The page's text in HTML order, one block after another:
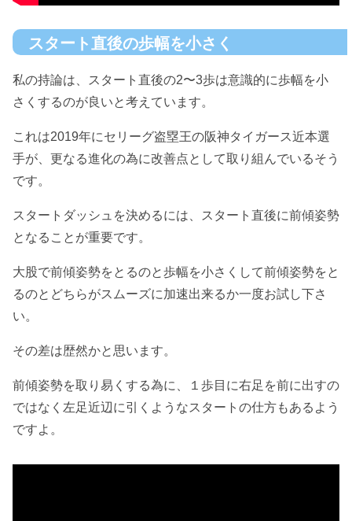
スタート直後の歩幅を小さく
私の持論は、スタート直後の2〜3歩は意識的に歩幅を小
さくするのが良いと考えています。
これは2019年にセリーグ盗塁王の阪神タイガース近本選
手が、更なる進化の為に改善点として取り組んでいるそう
です。
スタートダッシュを決めるには、スタート直後に前傾姿勢
となることが重要です。
大股で前傾姿勢をとるのと歩幅を小さくして前傾姿勢をと
るのとどちらがスムーズに加速出来るか一度お試し下さ
い。
その差は歴然かと思います。
前傾姿勢を取り易くする為に、１歩目に右足を前に出すの
ではなく左足近辺に引くようなスタートの仕方もあるよう
ですよ。